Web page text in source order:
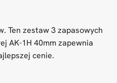
Ten zestaw 3 zapasowych
AK-1H 40mm zapewnia
cenie.
40 mm